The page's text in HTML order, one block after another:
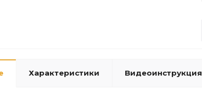
Характеристики Видеоинструкция